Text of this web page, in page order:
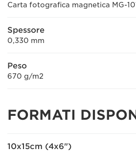
Carta fotografica magnetica MG-
Spessore
0,330 mm
Peso
670 g/m2
FORMATI
10x15cm (4x6")